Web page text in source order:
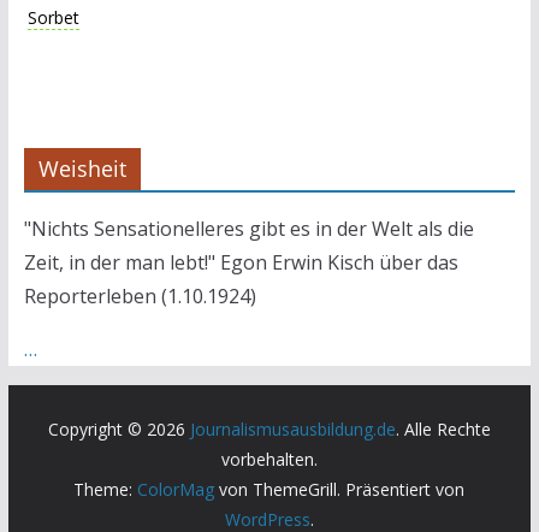
Sorbet
Weisheit
"Nichts Sensationelleres gibt es in der Welt als die
Zeit, in der man lebt!" Egon Erwin Kisch über das
Reporterleben (1.10.1924)
…
Copyright © 2026 Journalismusausbildung.de. Alle Rechte
vorbehalten.
Theme: ColorMag von ThemeGrill. Präsentiert von
WordPress.